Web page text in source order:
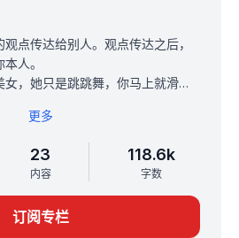
点传达给别人。观点传达之后，
人。
，她只是跳跳舞，你马上就滑走
人为设计，传达了一种带着观点的
什么，就传达什么；
观点，再设计，再传达给你。
个过程打磨精致，变成一件普通
更多
23
内容
118.6k
字数
订阅专栏